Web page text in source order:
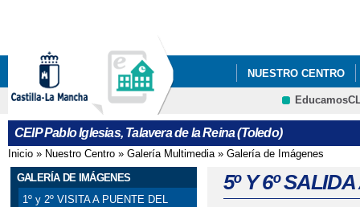
NUESTRO CENTRO
5ºY6º PODCAST_
CEIP Pablo Iglesias, Talavera de la Reina (Toledo)
Se encuentra usted aquí
Inicio » Nuestro Centro » Galería Multimedia» Galería de Imágenes
GALERÍA DE IMÁGENES
1º y 2º VISITA A PUENTE DEL
5º Y 6º